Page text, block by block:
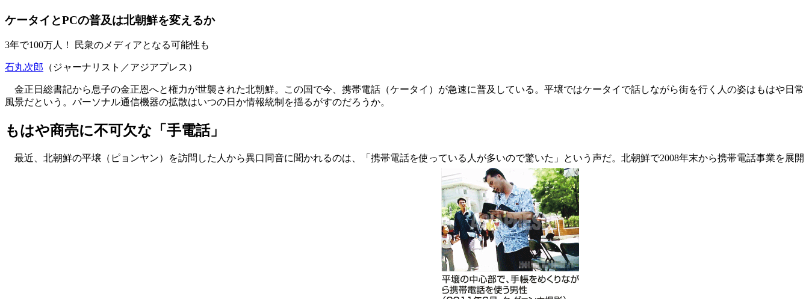
ケータイとPCの普及は北朝鮮を変えるか
3年で100万人！ 民衆のメディアとなる可能性も
石丸次郎 （ジャーナリスト／アジアプレス）
金正日総書記から息子の金正恩へと権力が世襲された北朝鮮。この国で今、携帯電話（ケータイ）が急速に普及している。平壌ではケータイで話しながら街を行く人の姿はもはや日常
風景だという。パーソナル通信機器の拡散はいつの日か情報統制を揺るがすのだろうか。
もはや商売に不可欠な「手電話」
最近、北朝鮮の平壌（ピョンヤン）を訪問した人から異口同音に聞かれるのは、「携帯電話を使っている人が多いので驚いた」という声だ。北朝鮮で2008年末から携帯電話事業を展開